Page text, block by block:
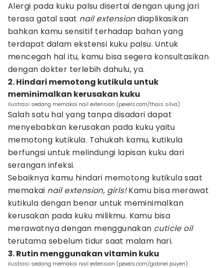
Alergi pada kuku palsu disertai dengan ujung jari
terasa gatal saat nail extensiondiaplikasikan
bahkan kamu sensitif terhadap bahan yang
terdapat dalam ekstensi kuku palsu. Untuk
mencegah hal itu, kamu bisa segera konsultasikan
dengan dokter terlebih dahulu, ya.
2. Hindari memotong kutikula untuk
meminimalkan kerusakan kuku
ilustrasi sedang memakai nail extension (pexels.com/thais silva)
Salah satu hal yang tanpa disadari dapat
menyebabkan kerusakan pada kuku yaitu
memotong kutikula. Tahukah kamu, kutikula
berfungsi untuk melindungi lapisan kuku dari
serangan infeksi.
Sebaiknya kamu hindari memotong kutikula saat
memakai nail extension, girls!Kamu bisa merawat
kutikula dengan benar untuk meminimalkan
kerusakan pada kuku milikmu. Kamu bisa
merawatnya dengan menggunakan cuticle oil
terutama sebelum tidur saat malam hari.
3. Rutin menggunakan vitamin kuku
ilustrasi sedang memakai nail extension (pexels.com/gabriel puyen)